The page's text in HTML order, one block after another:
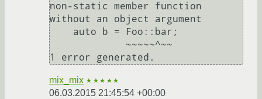
non-static member function
without an object argument
1 error generated.
mix_mix ★★★★★
06.03.2015 21:45:54 +00:00